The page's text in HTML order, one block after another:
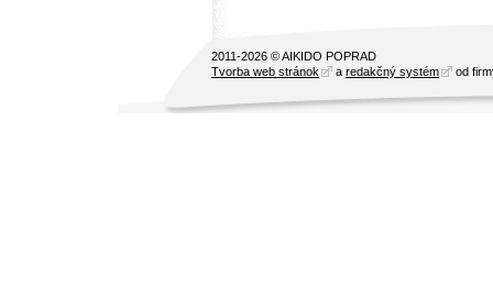
2011-2026 © AIKIDO POPRAD
Tvorba web stránok
a redakčný systém od